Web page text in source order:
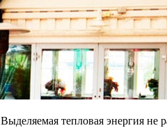
тепловая энергия не